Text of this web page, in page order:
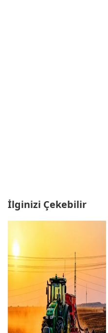
İlginizi Çekebilir